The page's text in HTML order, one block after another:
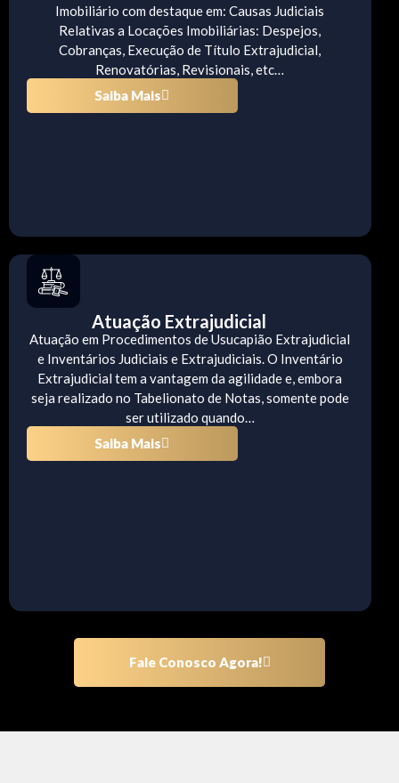
Imobiliário com destaque em: Causas Judiciais
Relativas a Locações Imobiliárias: Despejos,
Cobranças, Execução de Título Extrajudicial,
Renovatórias, Revisionais, etc…
Saiba Mais
Atuação Extrajudicial
Atuação em Procedimentos de Usucapião Extrajudicial
e Inventários Judiciais e Extrajudiciais. O Inventário
Extrajudicial tem a vantagem da agilidade e, embora
seja realizado no Tabelionato de Notas, somente pode
ser utilizado quando…
Saiba Mais
Fale Conosco Agora!